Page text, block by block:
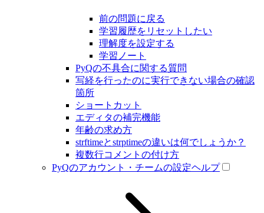
前の問題に戻る
学習履歴をリセットしたい
理解度を設定する
学習ノート
PyQの不具合に関する質問
写経を行ったのに実行できない場合の確認
箇所
ショートカット
エディタの補完機能
年齢の求め方
strftimeとstrptimeの違いは何でしょうか？
複数行コメントの付け方
PyQのアカウント・チームの設定ヘルプ